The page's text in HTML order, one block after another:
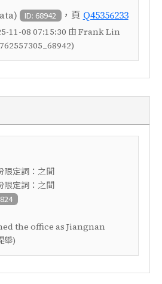
ID: 68942 ，頁 Q45356233
11-08 07:15:30 由 Frank Lin
限定詞： 之間
限定詞： 之間
the office as Jiangnan
舉)